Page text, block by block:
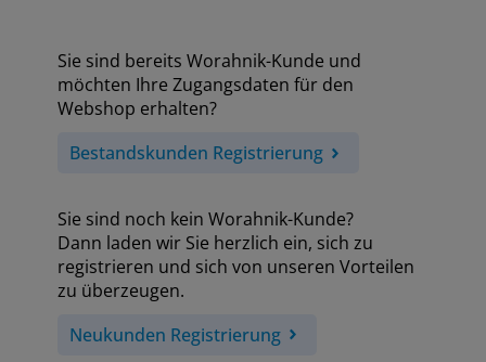
Sie sind bereits Worahnik-Kunde und
möchten Ihre Zugangsdaten für den
Webshop erhalten?
Bestandskunden Registrierung
Sie sind noch kein Worahnik-Kunde?
Dann laden wir Sie herzlich ein, sich zu
registrieren und sich von unseren Vorteilen
zu überzeugen.
Neukunden Registrierung